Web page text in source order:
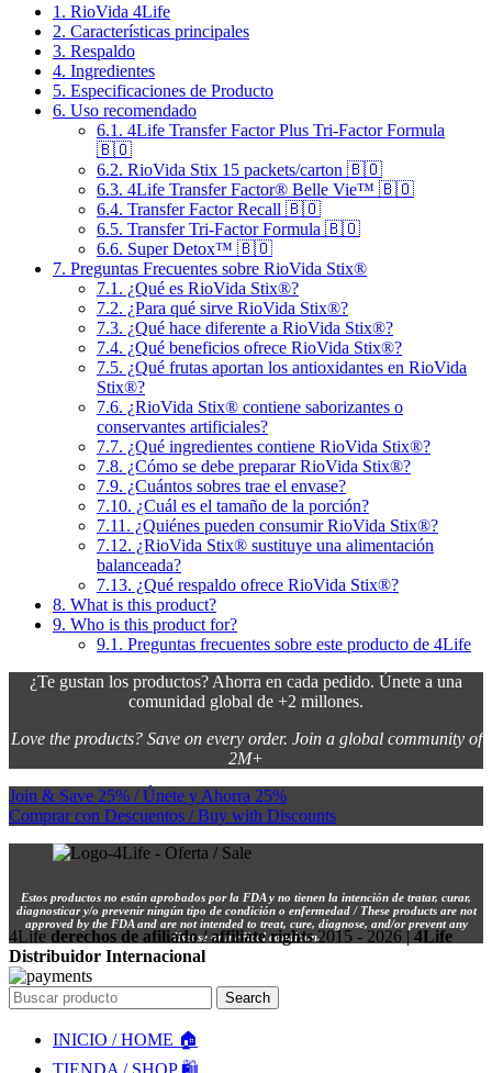
1. RioVida 4Life
2. Características principales
3. Respaldo
4. Ingredientes
5. Especificaciones de Producto
6. Uso recomendado
6.1. 4Life Transfer Factor Plus Tri-Factor Formula
🇧🇴
6.2. RioVida Stix 15 packets/carton 🇧🇴
6.3. 4Life Transfer Factor® Belle Vie™ 🇧🇴
6.4. Transfer Factor Recall 🇧🇴
6.5. Transfer Tri-Factor Formula 🇧🇴
6.6. Super Detox™ 🇧🇴
7. Preguntas Frecuentes sobre RioVida Stix®
7.1. ¿Qué es RioVida Stix®?
7.2. ¿Para qué sirve RioVida Stix®?
7.3. ¿Qué hace diferente a RioVida Stix®?
7.4. ¿Qué beneficios ofrece RioVida Stix®?
7.5. ¿Qué frutas aportan los antioxidantes en RioVida
Stix®?
7.6. ¿RioVida Stix® contiene saborizantes o
conservantes artificiales?
7.7. ¿Qué ingredientes contiene RioVida Stix®?
7.8. ¿Cómo se debe preparar RioVida Stix®?
7.9. ¿Cuántos sobres trae el envase?
7.10. ¿Cuál es el tamaño de la porción?
7.11. ¿Quiénes pueden consumir RioVida Stix®?
7.12. ¿RioVida Stix® sustituye una alimentación
balanceada?
7.13. ¿Qué respaldo ofrece RioVida Stix®?
8. What is this product?
9. Who is this product for?
9.1. Preguntas frecuentes sobre este producto de 4Life
¿Te gustan los productos? Ahorra en cada pedido. Únete a una
comunidad global de +2 millones.
Love the products? Save on every order. Join a global community of
2M+
Join & Save 25% / Únete y Ahorra 25%
Comprar con Descuentos / Buy with Discounts
Estos productos no están aprobados por la FDA y no tienen la intención de tratar, curar,
diagnosticar y/o prevenir ningún tipo de condición o enfermedad / These products are not
approved by the FDA and are not intended to treat, cure, diagnose, and/or prevent any
disease or medical condition.
4Life derechos de afiliado / affiliate rights 2015 - 2026 |4Life
Distribuidor Internacional
Search
INICIO / HOME 🏠
TIENDA / SHOP 🛍️